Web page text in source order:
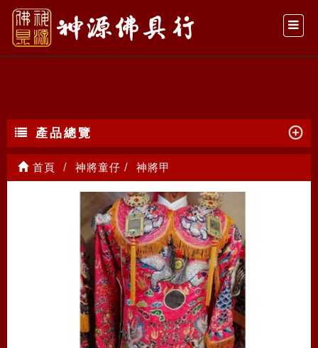
神將甲
產品總覽
首頁 神將童仔 神將甲